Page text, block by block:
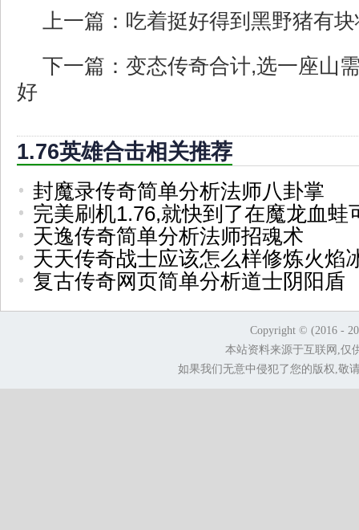
上一篇： 吃着挺好得到黑野猪有
下一篇： 变态传奇合计,选一座山
好
1.76英雄合击相关推荐
封魔录传奇简单分析法师八卦掌
完美刷机1.76,就快到了在魔龙血蛙
天逸传奇简单分析法师招魂术
天天传奇战士应该怎么样修炼火焰
复古传奇网页简单分析道士阴阳盾
Copyright © (2016 -
本站资料来源于互联网,仅
如果我们无意中侵犯了您的版权,敬